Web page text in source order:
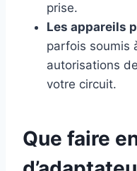
prise.
Les appareils
parfois soumis
autorisations
votre circuit.
Que faire